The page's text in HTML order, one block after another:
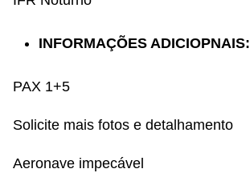
INFORMAÇÕES ADICIOPNAIS:
PAX 1+5
Solicite mais fotos e detalhamento
Aeronave impecável